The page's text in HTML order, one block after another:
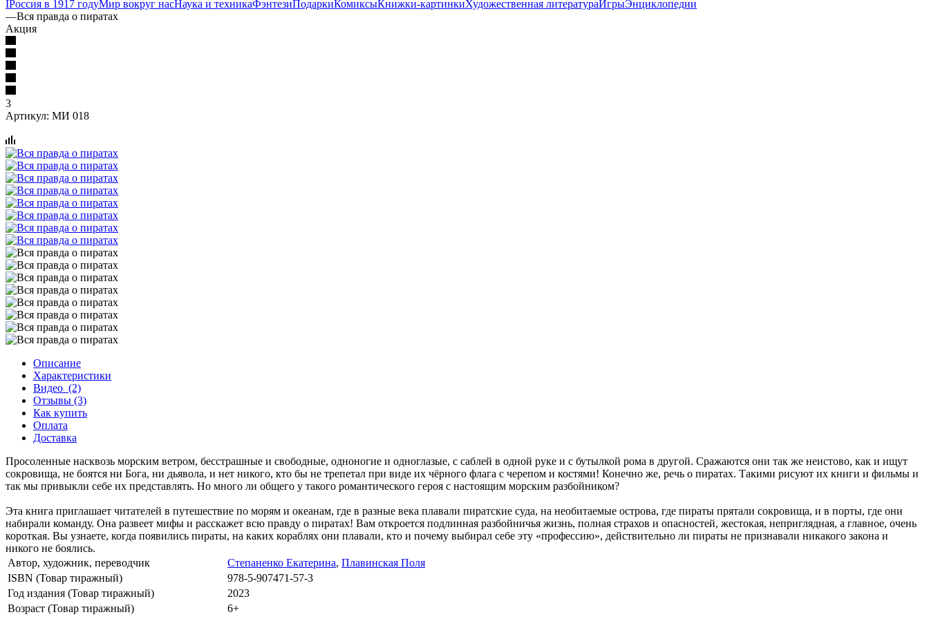
IРоссия в 1917 годуМир вокруг насНаука и техникаФэнтезиПодаркиКомиксыКнижки-картинкиХудожественная литератураИгрыЭнциклопедии
—Вся правда о пиратах
Акция
3
Артикул: МИ 018
Описание
Характеристики
Видео (2)
Отзывы (3)
Как купить
Оплата
Доставка
Просоленные насквозь морским ветром, бесстрашные и свободные, одноногие и одноглазые, с саблей в одной руке и с бутылкой рома в другой. Сражаются они так же неистово, как и ищут
сокровища, не боятся ни Бога, ни дьявола, и нет никого, кто бы не трепетал при виде их чёрного флага с черепом и костями! Конечно же, речь о пиратах. Такими рисуют их книги и фильмы и
так мы привыкли себе их представлять. Но много ли общего у такого романтического героя с настоящим морским разбойником?
Эта книга приглашает читателей в путешествие по морям и океанам, где в разные века плавали пиратские суда, на необитаемые острова, где пираты прятали сокровища, и в порты, где они
набирали команду. Она развеет мифы и расскажет всю правду о пиратах! Вам откроется подлинная разбойничья жизнь, полная страхов и опасностей, жестокая, неприглядная, а главное, очень
короткая. Вы узнаете, когда появились пираты, на каких кораблях они плавали, кто и почему выбирал себе эту «профессию», действительно ли пираты не признавали никакого закона и
никого не боялись.
Автор, художник, переводчик
Степаненко Екатерина, Плавинская Поля
ISBN (Товар тиражный)
978-5-907471-57-3
Год издания (Товар тиражный)
2023
Возраст (Товар тиражный)
6+